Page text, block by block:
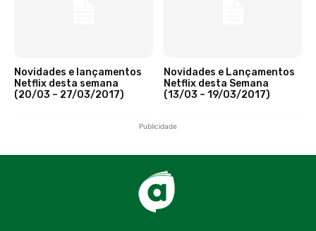
Novidades e lançamentos
Netflix desta semana
(20/03 – 27/03/2017)
Novidades e Lançamentos
Netflix desta Semana
(13/03 – 19/03/2017)
Publicidade